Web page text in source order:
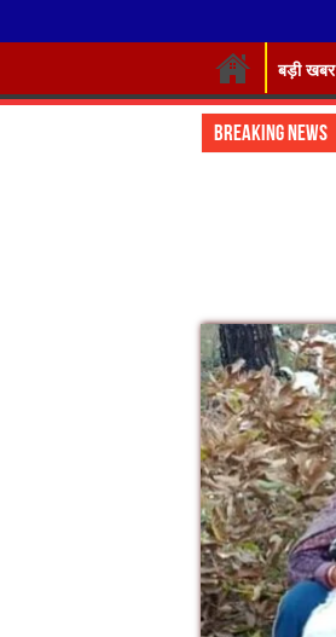
बड़ी खबर
Breaking News